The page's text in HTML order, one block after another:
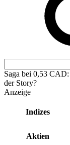
Saga bei 0,53
der Story?
Anzeige
Indizes
Aktien